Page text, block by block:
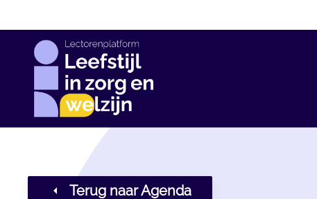
Skip
to
content
Terug naar Agenda